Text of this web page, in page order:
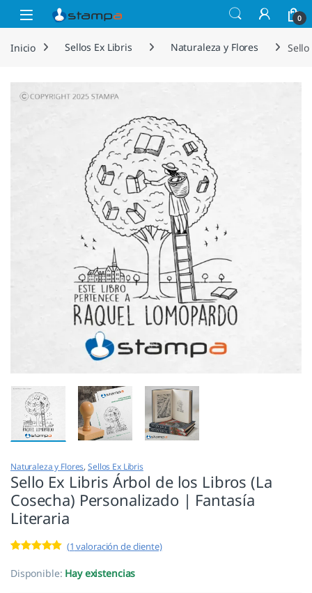
Saltar a la navegación
Saltar al contenido
Open 0
Inicio Sellos Ex Libris Naturaleza y Flores
Naturaleza y Flores,Sellos Ex Libris
Sello Ex Libris Árbol de los Libros (La
Cosecha) Personalizado | Fantasía
Literaria
5.00de 5 en
base a
(1 valoración de cliente)
Disponible: Hay existencias